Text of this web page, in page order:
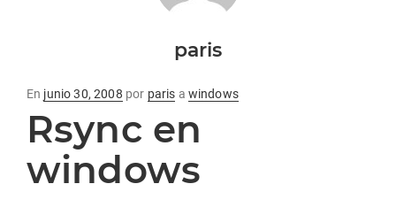
paris
En Publicado
en
junio 30, 2008 por paris a windows
Rsync en
windows